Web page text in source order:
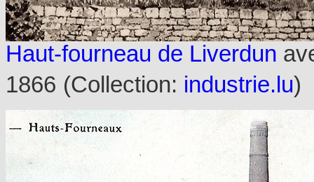
Haut-fourneau de Liverdun
1866 (Collection: industrie.lu)